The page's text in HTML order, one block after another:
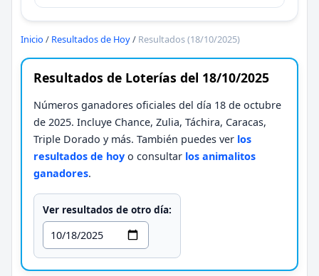
Inicio / Resultados de Hoy/ Resultados (18/10/2025)
Resultados de Loterías del 18/10/2025
Números ganadores oficiales del día 18 de octubre
de 2025. Incluye Chance, Zulia, Táchira, Caracas,
Triple Dorado y más. También puedes ver los
resultados de hoy o consultar los animalitos
ganadores.
Ver resultados de otro día: